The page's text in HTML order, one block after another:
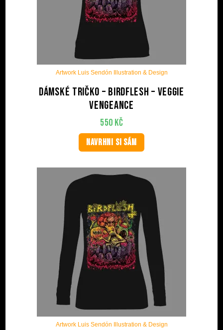
Artwork Luis Sendón Illustration & Design
Dámské tričko – BIRDFLESH – Veggie
Vengeance
550 Kč
NAVRHNI SI SÁM
Artwork Luis Sendón Illustration & Design